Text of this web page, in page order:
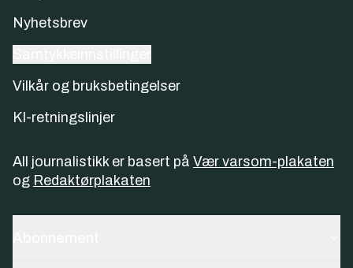
Nyhetsbrev
Vilkår og bruksbetingelser
KI-retningslinjer
All journalistikk er basert på Vær varsom-plakaten
og Redaktørplakaten